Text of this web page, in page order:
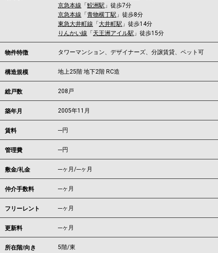
京急本線 「鮫洲駅 」徒歩7分
京急本線 「青物横丁駅 」徒歩8分
東急大井町線 「 大井町駅 」徒歩14分
りんかい線 「 天王洲アイル駅 」徒歩15分
物件特徴 タワーマンション、デザイナーズ、分譲賃貸、ペット可
構造規模 地上25階 地下2階 RC造
総戸数 208戸
築年月 2005年11月
賃料 ---円
管理費 ---円
敷金/礼金 ---ヶ月/---ヶ月
仲介手数料 ---ヶ月
フリーレント ---ヶ月
更新料 ---ヶ月
所在階/向き 5階/東